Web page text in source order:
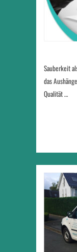
Sauberkeit
das
Qualität …